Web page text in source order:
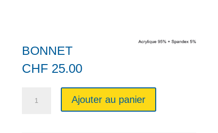
BONNET
CHF 25.00
Ajouter au panier
t